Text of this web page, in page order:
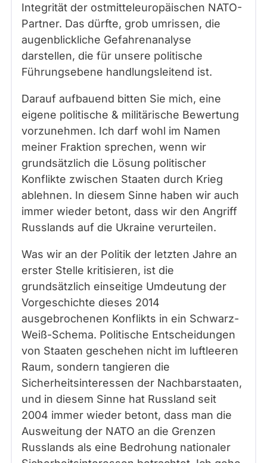
Integrität der ostmitteleuropäischen NATO-
Partner. Das dürfte, grob umrissen, die
augenblickliche Gefahrenanalyse
darstellen, die für unsere politische
Führungsebene handlungsleitend ist.
Darauf aufbauend bitten Sie mich, eine
eigene politische & militärische Bewertung
vorzunehmen. Ich darf wohl im Namen
meiner Fraktion sprechen, wenn wir
grundsätzlich die Lösung politischer
Konflikte zwischen Staaten durch Krieg
ablehnen. In diesem Sinne haben wir auch
immer wieder betont, dass wir den Angriff
Russlands auf die Ukraine verurteilen.
Was wir an der Politik der letzten Jahre an
erster Stelle kritisieren, ist die
grundsätzlich einseitige Umdeutung der
Vorgeschichte dieses 2014
ausgebrochenen Konflikts in ein Schwarz-
Weiß-Schema. Politische Entscheidungen
von Staaten geschehen nicht im luftleeren
Raum, sondern tangieren die
Sicherheitsinteressen der Nachbarstaaten,
und in diesem Sinne hat Russland seit
2004 immer wieder betont, dass man die
Ausweitung der NATO an die Grenzen
Russlands als eine Bedrohung nationaler